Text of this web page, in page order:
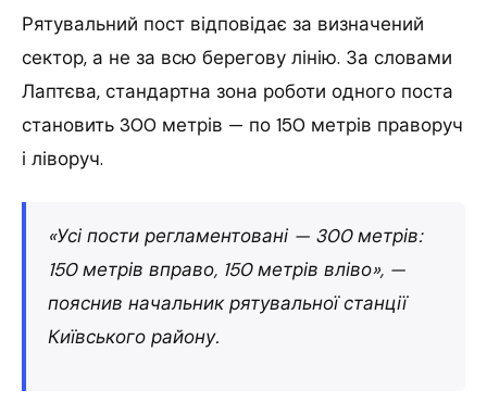
Рятувальний пост відповідає за визначений
сектор, а не за всю берегову лінію. За словами
Лаптєва, стандартна зона роботи одного поста
становить 300 метрів — по 150 метрів праворуч
і ліворуч.
«Усі пости регламентовані — 300 метрів:
150 метрів вправо, 150 метрів вліво», —
пояснив начальник рятувальної станції
Київського району.